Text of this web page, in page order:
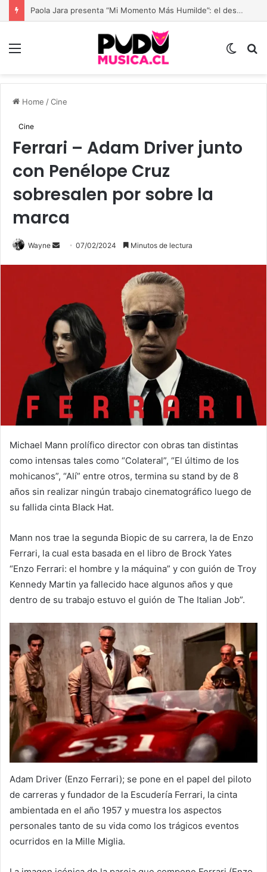
Vibra Fest 2026, el Festival de música urbana más grande de Chile está de vuelta
Menu
Switch
Home /Cine
Cine
Ferrari – Adam Driver junto
con Penélope Cruz
sobresalen por sobre la
marca
Wayne
Send07/02/2024 Minutos de lectura
Michael Mann prolífico director con obras tan distintas
como intensas tales como “Colateral”, “El último de los
mohicanos”, “Alí” entre otros, termina su stand by de 8
años sin realizar ningún trabajo cinematográfico luego de
su fallida cinta Black Hat.
Mann nos trae la segunda Biopic de su carrera, la de Enzo
Ferrari, la cual esta basada en el libro de Brock Yates
“Enzo Ferrari: el hombre y la máquina” y con guión de Troy
Kennedy Martin ya fallecido hace algunos años y que
dentro de su trabajo estuvo el guión de The Italian Job”.
Adam Driver (Enzo Ferrari); se pone en el papel del piloto
de carreras y fundador de la Escudería Ferrari, la cinta
ambientada en el año 1957 y muestra los aspectos
personales tanto de su vida como los trágicos eventos
ocurridos en la Mille Miglia.